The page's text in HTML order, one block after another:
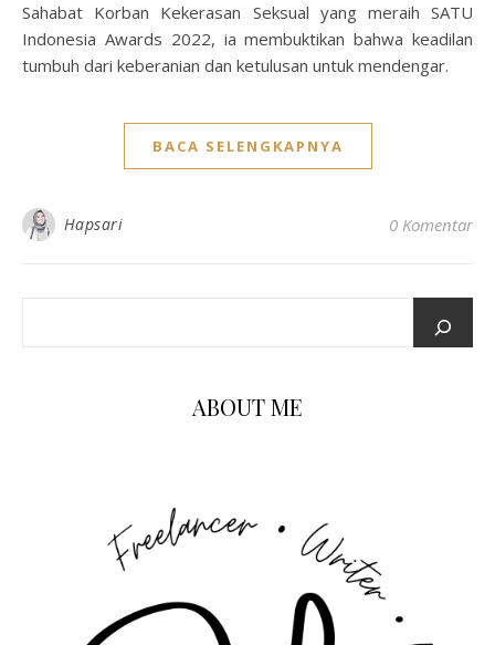
Sahabat Korban Kekerasan Seksual yang meraih SATU
Indonesia Awards 2022, ia membuktikan bahwa keadilan
tumbuh dari keberanian dan ketulusan untuk mendengar.
BACA SELENGKAPNYA
Hapsari 0 Komentar
ABOUT ME